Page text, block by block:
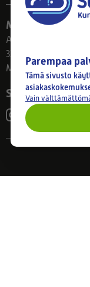
Myymälä
Ahlmanintie 61
33800 Tampere
Ma–Pe 8–17
Seuraa meitä
Parempaa
Tämä sivusto
Vain